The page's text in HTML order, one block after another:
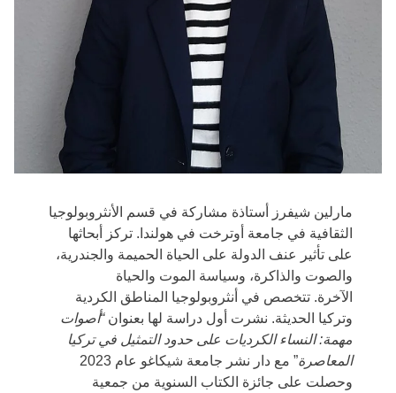
مارلين شيفرز أستاذة مشاركة في قسم الأنثروبولوجيا
الثقافية في جامعة أوترخت في هولندا. تركز أبحاثها
على تأثير عنف الدولة على الحياة الحميمة والجندرية،
والصوت والذاكرة، وسياسة الموت والحياة
الآخرة. تتخصص في أنثروبولوجيا المناطق الكردية
وتركيا الحديثة. نشرت أول دراسة لها بعنوان“أصوات
مهمة: النساء الكرديات على حدود التمثيل في تركيا
المعاصرة
” مع دار نشر جامعة شيكاغو عام 2023
وحصلت على جائزة الكتاب السنوية من جمعية